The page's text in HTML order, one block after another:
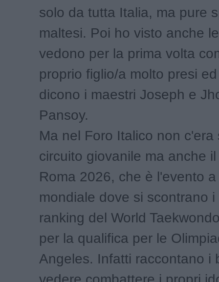
solo da tutta Italia, ma pure
maltesi. Poi ho visto anche
vedono per la prima volta
proprio figlio/a molto presi
dicono i maestri Joseph e
Pansoy.
Ma nel Foro Italico non c'era
circuito giovanile ma anche
Roma 2026, che è l'evento
mondiale dove si scontrano
ranking del World
per la qualifica per le
Angeles. Infatti raccontano i